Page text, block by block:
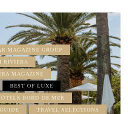
MAGAZINE GROUP
RIVIERA
MAGAZINE
BEST OF LUXE
BORD DE MER
TRAVEL SELECTIONS